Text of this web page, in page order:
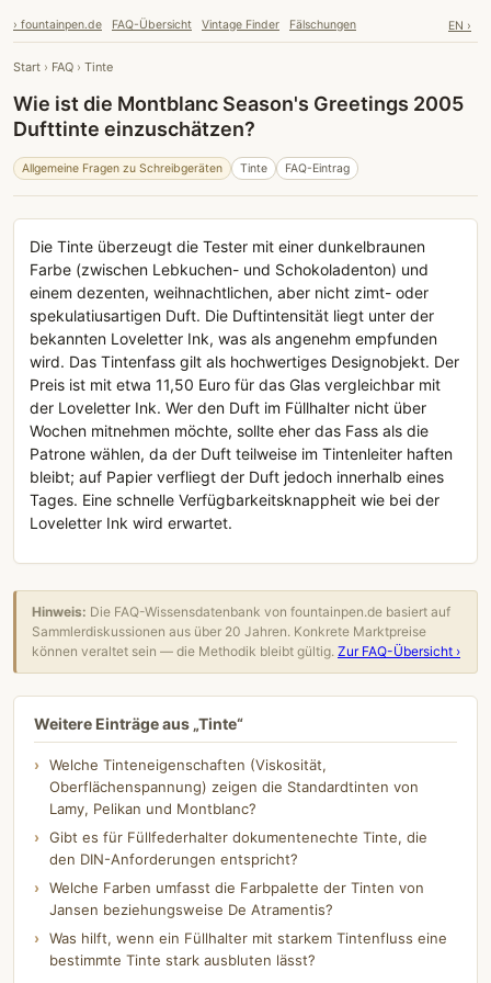
› fountainpen.de FAQ-Übersicht Vintage Finder Fälschungen EN ›
Start › FAQ › Tinte
Wie ist die Montblanc Season's Greetings 2005
Dufttinte einzuschätzen?
Allgemeine Fragen zu Schreibgeräten Tinte FAQ-Eintrag
Die Tinte überzeugt die Tester mit einer dunkelbraunen
Farbe (zwischen Lebkuchen- und Schokoladenton) und
einem dezenten, weihnachtlichen, aber nicht zimt- oder
spekulatiusartigen Duft. Die Duftintensität liegt unter der
bekannten Loveletter Ink, was als angenehm empfunden
wird. Das Tintenfass gilt als hochwertiges Designobjekt. Der
Preis ist mit etwa 11,50 Euro für das Glas vergleichbar mit
der Loveletter Ink. Wer den Duft im Füllhalter nicht über
Wochen mitnehmen möchte, sollte eher das Fass als die
Patrone wählen, da der Duft teilweise im Tintenleiter haften
bleibt; auf Papier verfliegt der Duft jedoch innerhalb eines
Tages. Eine schnelle Verfügbarkeitsknappheit wie bei der
Loveletter Ink wird erwartet.
Hinweis: Die FAQ-Wissensdatenbank von fountainpen.de basiert auf
Sammlerdiskussionen aus über 20 Jahren. Konkrete Marktpreise
können veraltet sein — die Methodik bleibt gültig. Zur FAQ-Übersicht ›
Weitere Einträge aus „Tinte“
Welche Tinteneigenschaften (Viskosität,
Oberflächenspannung) zeigen die Standardtinten von
Lamy, Pelikan und Montblanc?
Gibt es für Füllfederhalter dokumentenechte Tinte, die
den DIN-Anforderungen entspricht?
Welche Farben umfasst die Farbpalette der Tinten von
Jansen beziehungsweise De Atramentis?
Was hilft, wenn ein Füllhalter mit starkem Tintenfluss eine
bestimmte Tinte stark ausbluten lässt?